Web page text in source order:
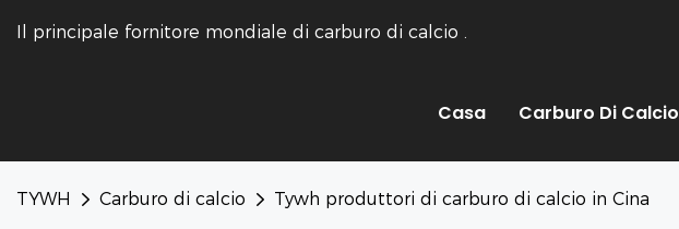
Il principale fornitore mondiale di carburo di calcio .
Casa Carburo Di Calcio
TYWH Carburo di calcio Tywh produttori di carburo di calcio in Cina